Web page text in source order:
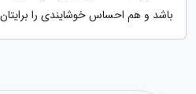
باشد و هم احساس خوشایندی را